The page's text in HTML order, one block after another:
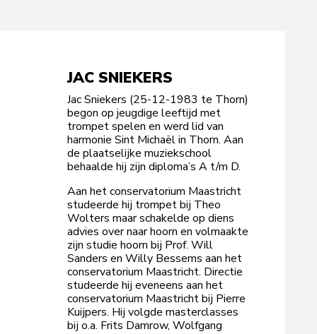
JAC SNIEKERS
Jac Sniekers (25-12-1983 te Thorn)
begon op jeugdige leeftijd met
trompet spelen en werd lid van
harmonie Sint Michaël in Thorn. Aan
de plaatselijke muziekschool
behaalde hij zijn diploma’s A t/m D.
Aan het conservatorium Maastricht
studeerde hij trompet bij Theo
Wolters maar schakelde op diens
advies over naar hoorn en volmaakte
zijn studie hoorn bij Prof. Will
Sanders en Willy Bessems aan het
conservatorium Maastricht. Directie
studeerde hij eveneens aan het
conservatorium Maastricht bij Pierre
Kuijpers. Hij volgde masterclasses
bij o.a. Frits Damrow, Wolfgang